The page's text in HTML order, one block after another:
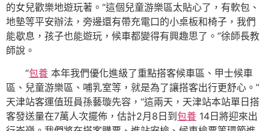
的女兒歡樂地遊玩著。“這個兒童游樂區太貼心了，有軟包、
地墊等平安辦法，旁邊還有帶充電口的小桌板和椅子，我們
能歇息，孩子也能遊玩，候車都變得有興趣思了。”徐師長教
師說。
“包養 本年我們優化進級了重點搭客候車區、甲士候車
區、兒童游樂區、哺乳室等，就是為了讓搭客出行更舒心。”
天津站客運值班員孫藝璇先容，“這兩天，天津站本站單日搭
客發送量在7萬人次擺佈，估計2月8日到 包養 14日將迎來出